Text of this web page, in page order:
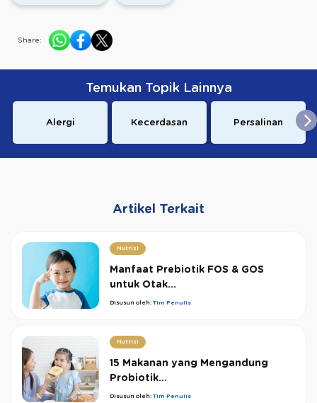
Share:
Temukan Topik Lainnya
Alergi Kecerdasan Persalinan
Artikel Terkait
Nutrisi
Manfaat Prebiotik FOS & GOS
untuk Otak...
Disusun oleh: Tim Penulis
Nutrisi
15 Makanan yang Mengandung
Probiotik...
Disusun oleh: Tim Penulis